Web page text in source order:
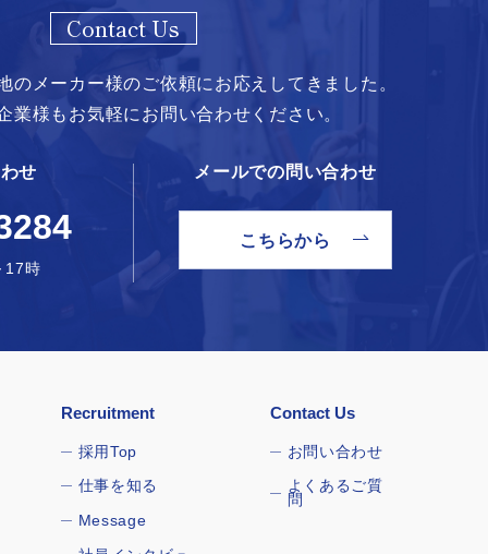
Contact Us
のメーカー様のご依頼にお応えしてきました。
業様もお気軽にお問い合わせください。
せ
17時
メールでの問い合わせ
こちらから
Recruitment
採用Top
仕事を知る
Message
Contact Us
お問い合わせ
よくあるご質
問